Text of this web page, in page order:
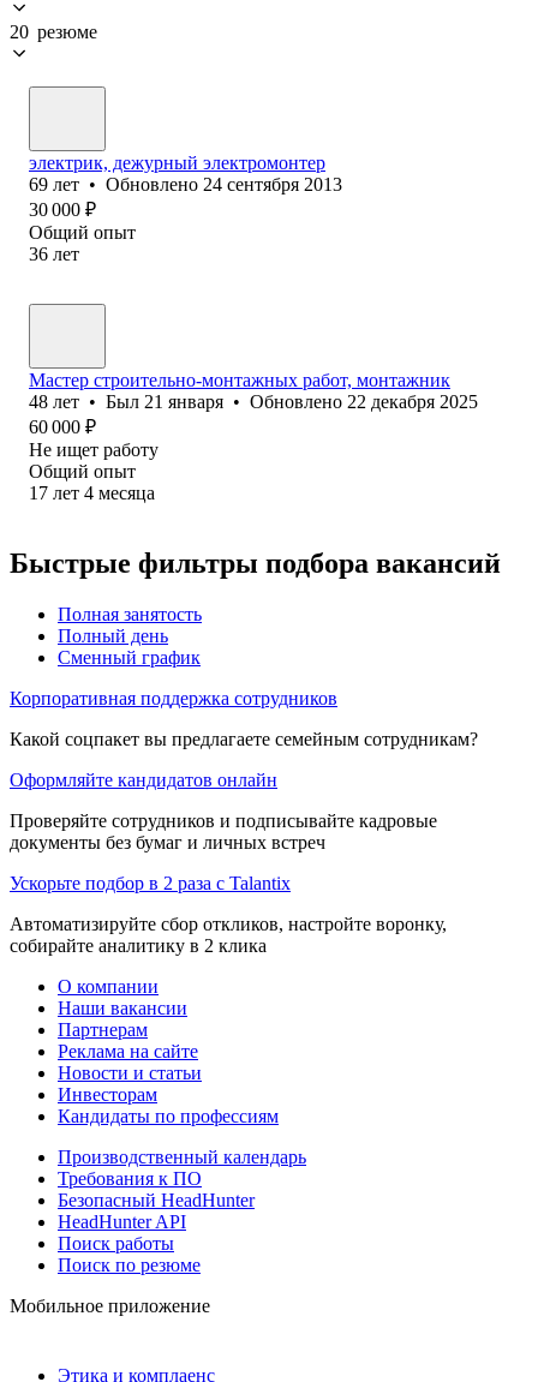
20 резюме
электрик, дежурный электромонтер
69 лет • Обновлено 24 сентября 2013
30 000 ₽
Общий опыт
36 лет
Мастер строительно-монтажных работ, монтажник
48 лет • Был 21 января • Обновлено 22 декабря 2025
60 000 ₽
Не ищет работу
Общий опыт
17 лет 4 месяца
Быстрые фильтры подбора вакансий
Полная занятость
Полный день
Сменный график
Корпоративная поддержка сотрудников
Какой соцпакет вы предлагаете семейным сотрудникам?
Оформляйте кандидатов онлайн
Проверяйте сотрудников и подписывайте кадровые
документы без бумаг и личных встреч
Ускорьте подбор в 2 раза с Talantix
Автоматизируйте сбор откликов, настройте воронку,
собирайте аналитику в 2 клика
О компании
Наши вакансии
Партнерам
Реклама на сайте
Новости и статьи
Инвесторам
Кандидаты по профессиям
Производственный календарь
Требования к ПО
Безопасный HeadHunter
HeadHunter API
Поиск работы
Поиск по резюме
Мобильное приложение
Этика и комплаенс